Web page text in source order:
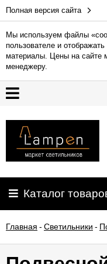
Полная версия сайта
Мы используем файлы
пользователе и
материалы. Цены на сайте
менеджеру.
Гарантия
Доставка
и
Контакты
освещения
О
Каталог
Главная - Светильники -